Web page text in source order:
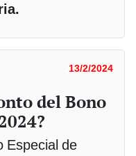
13/2/2024
del Bono
Especial de